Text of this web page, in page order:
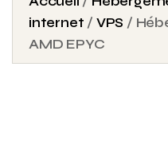
internet / VPS /
AMD EPYC